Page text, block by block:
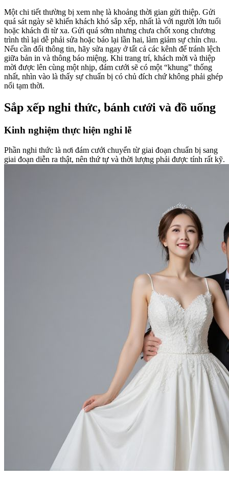
Một chi tiết thường bị xem nhẹ là khoảng thời gian gửi thiệp. Gửi
quá sát ngày sẽ khiến khách khó sắp xếp, nhất là với người lớn tuổi
hoặc khách đi từ xa. Gửi quá sớm nhưng chưa chốt xong chương
trình thì lại dễ phải sửa hoặc báo lại lần hai, làm giảm sự chỉn chu.
Nếu cần đổi thông tin, hãy sửa ngay ở tất cả các kênh để tránh lệch
giữa bản in và thông báo miệng. Khi trang trí, khách mời và thiệp
mời được lên cùng một nhịp, đám cưới sẽ có một “khung” thống
nhất, nhìn vào là thấy sự chuẩn bị có chủ đích chứ không phải ghép
nối tạm thời.
Sắp xếp nghi thức, bánh cưới và đồ uống
Kinh nghiệm thực hiện nghi lễ
Phần nghi thức là nơi đám cưới chuyển từ giai đoạn chuẩn bị sang
giai đoạn diễn ra thật, nên thứ tự và thời lượng phải được tính rất kỹ.